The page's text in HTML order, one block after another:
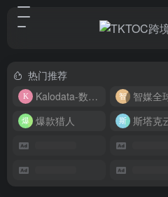
热门推荐
Kalodata-数据分析平台
爆款猎人
斯塔克